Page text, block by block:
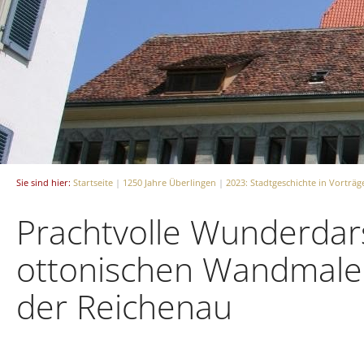
Sie sind hier: Startseite | 1250 Jahre Überlingen | 2023: Stadtgeschichte in
Prachtvolle
ottonischen
der Reichenau